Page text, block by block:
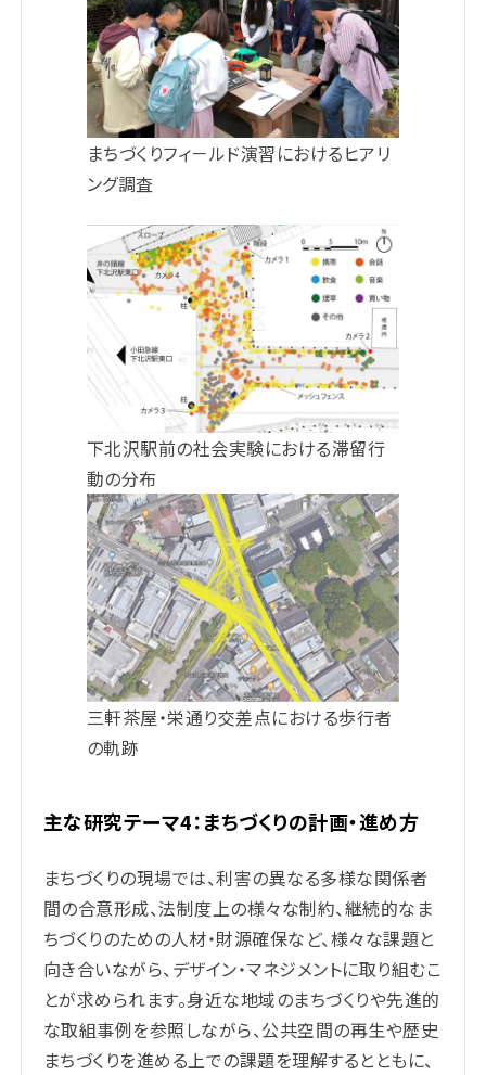
まちづくりフィ－ルド演習におけるヒアリ
ング調査
下北沢駅前の社会実験における滞留行
動の分布
三軒茶屋・栄通り交差点における歩行者
の軌跡
主な研究テーマ4：まちづくりの計画・進め方
まちづくりの現場では、利害の異なる多様な関係者
間の合意形成、法制度上の様々な制約、継続的なま
ちづくりのための⼈材・財源確保など、様々な課題と
向き合いながら、デザイン・マネジメントに取り組むこ
とが求められます。⾝近な地域のまちづくりや先進的
な取組事例を参照しながら、公共空間の再⽣や歴史
まちづくりを進める上での課題を理解するとともに、